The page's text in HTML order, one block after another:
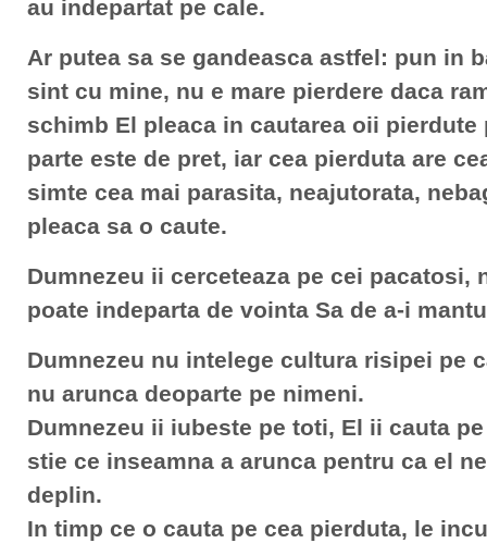
au indepartat pe cale.
Ar putea sa se gandeasca astfel: pun in
sint cu mine, nu e mare pierdere daca
schimb El pleaca in cautarea oii pierdute
parte este de pret, iar cea pierduta are
simte cea mai parasita, neajutorata,
pleaca sa o caute.
Dumnezeu ii cerceteaza pe cei pacatosi,
poate indeparta de vointa Sa de a-i
Dumnezeu nu intelege cultura risipei pe
nu arunca deoparte pe nimeni.
Dumnezeu ii iubeste pe toti, El ii cauta
stie ce inseamna a arunca pentru ca el
deplin.
In timp ce o cauta pe cea pierduta, le